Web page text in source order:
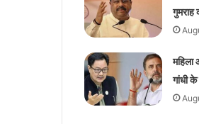
गुमराह
महिला
गांधी